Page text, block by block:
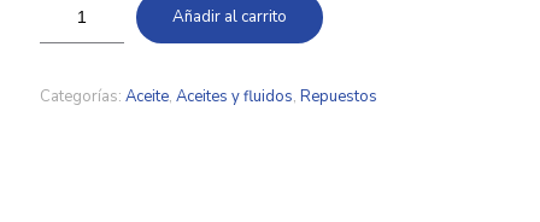
Añadir al carrito
Categorías: Aceite, Aceites y fluidos, Repuestos